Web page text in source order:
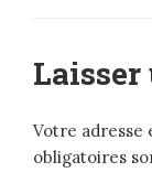
Votre adresse
obligatoires